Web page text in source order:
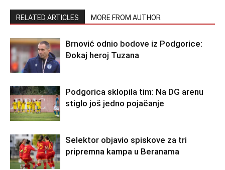
RELATED ARTICLES MORE FROM AUTHOR
Brnović odnio bodove iz Podgorice:
Đokaj heroj Tuzana
Podgorica sklopila tim: Na DG arenu
stiglo još jedno pojačanje
Selektor objavio spiskove za tri
pripremna kampa u Beranama